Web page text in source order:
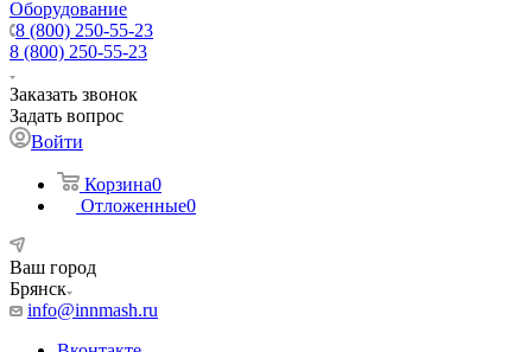
Оборудование
8 (800) 250-55-23
8 (800) 250-55-23
Заказать звонок
Задать вопрос
Войти
Корзина0
Отложенные0
Ваш город
Брянск
info@innmash.ru